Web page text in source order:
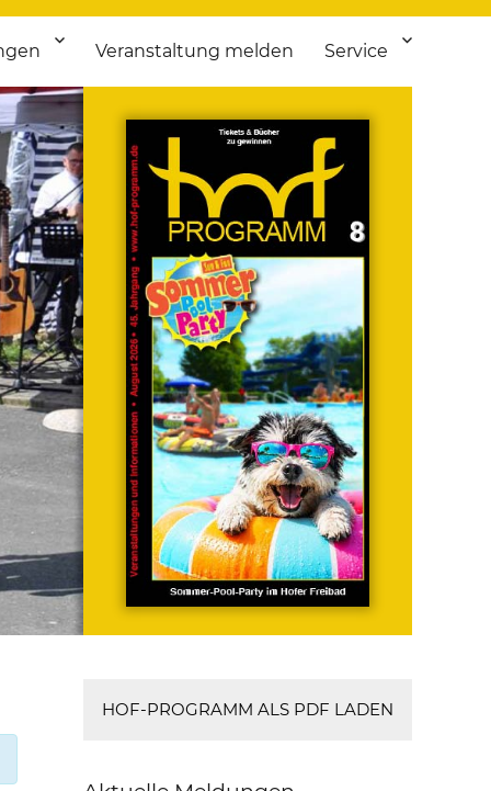
Veranstaltung melden Service
HOF-PROGRAMM ALS PDF LADEN